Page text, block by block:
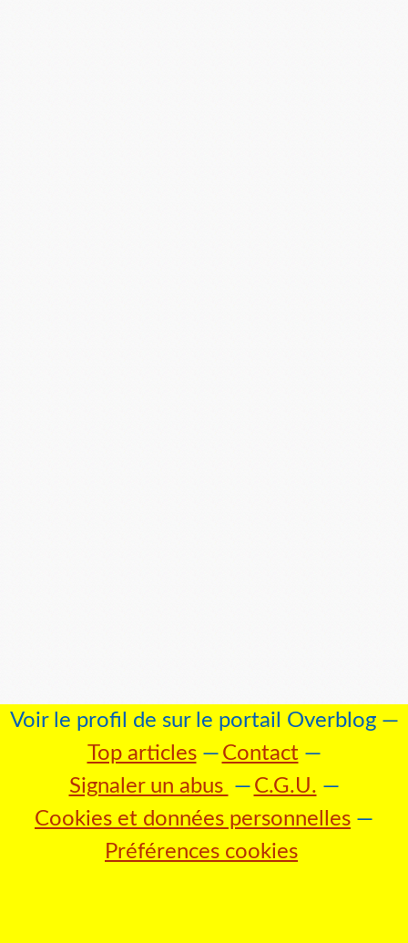
Voir le profil de sur le portail Overblog
Top articles
Contact
Signaler un abus
C.G.U.
Cookies et données personnelles
Préférences cookies